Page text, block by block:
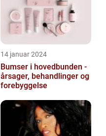
14 januar 2024
Bumser i hovedbunden -
årsager, behandlinger og
forebyggelse